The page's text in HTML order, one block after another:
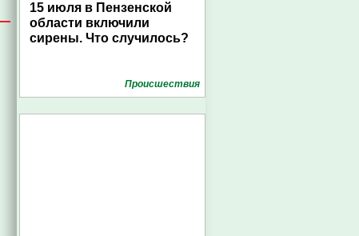
15 июля в Пензенской
области включили
сирены. Что случилось?
Проиcшествия